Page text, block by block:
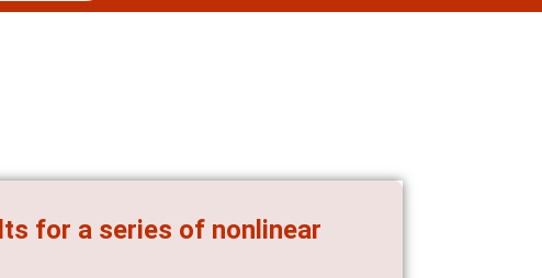
for a series of nonlinear